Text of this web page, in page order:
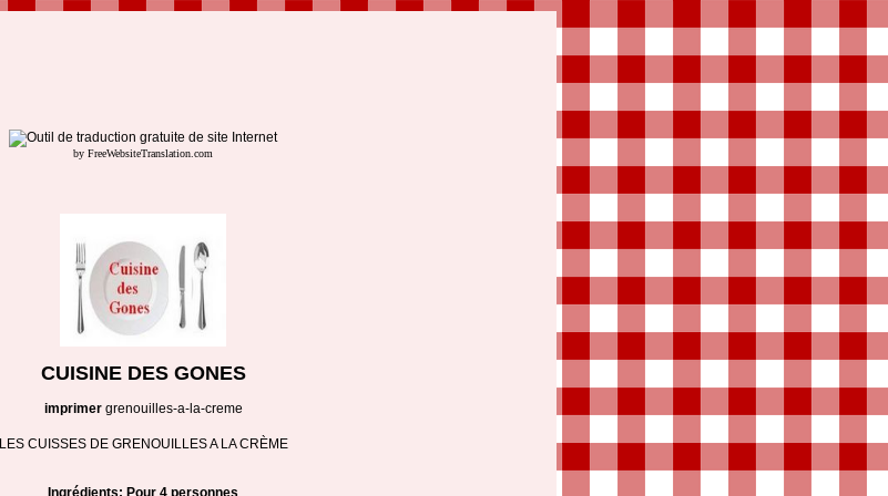
by FreeWebsiteTranslation.com
CUISINE DES GONES
imprimer grenouilles-a-la-creme
LES CUISSES DE GRENOUILLES A LA CRÈME
Ingrédients: Pour 4 personnes